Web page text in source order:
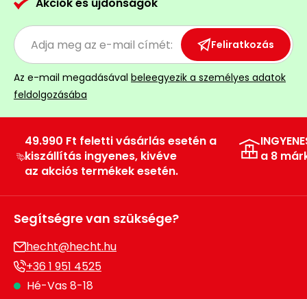
Feliratkozás
Az e-mail megadásával beleegyezik a személyes adatok
feldolgozásába
49.990 Ft feletti vásárlás esetén a
kiszállítás ingyenes, kivéve
az akciós termékek esetén.
a 8
Segítségre van szüksége?
hecht@hecht.hu
+36 1 951 4525
Hé-Vas 8-18